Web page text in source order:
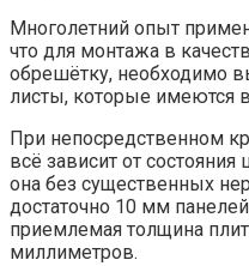
Многолетний опыт
что для монтажа в
обрешётку, необходимо
листы, которые имеются
При непосредственном
всё зависит от
она без существенных
достаточно 10 мм
приемлемая толщина
миллиметров.